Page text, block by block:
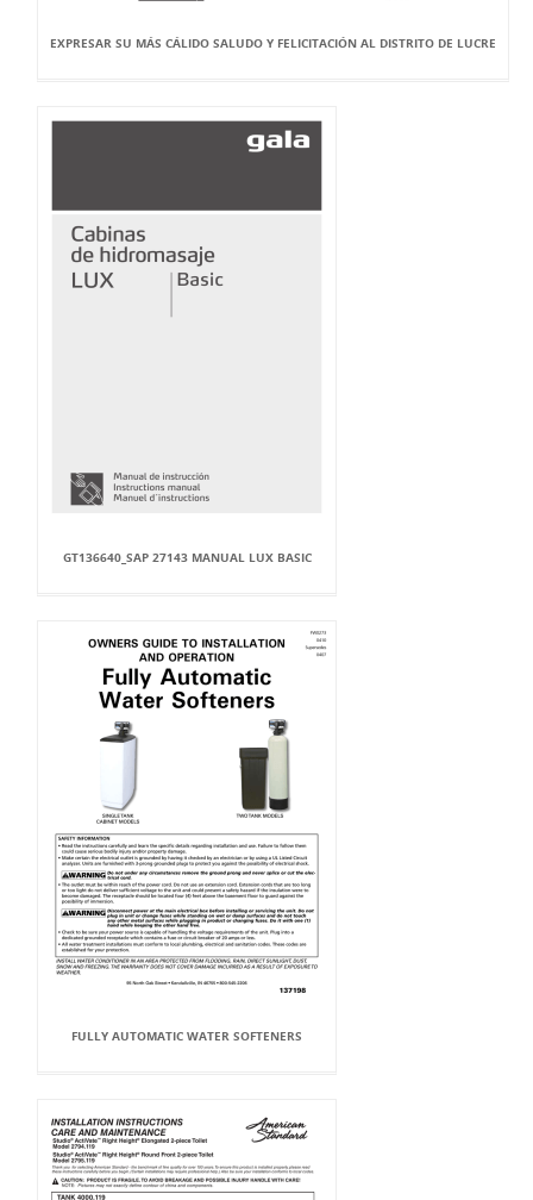
EXPRESAR SU MÁS CÁLIDO SALUDO Y FELICITACIÓN AL DISTRITO DE LUCRE
GT136640_SAP 27143 MANUAL LUX BASIC
FULLY AUTOMATIC WATER SOFTENERS